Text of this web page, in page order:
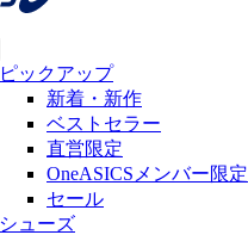
ピックアップ
新着・新作
ベストセラー
直営限定
OneASICSメンバー限定
セール
シューズ